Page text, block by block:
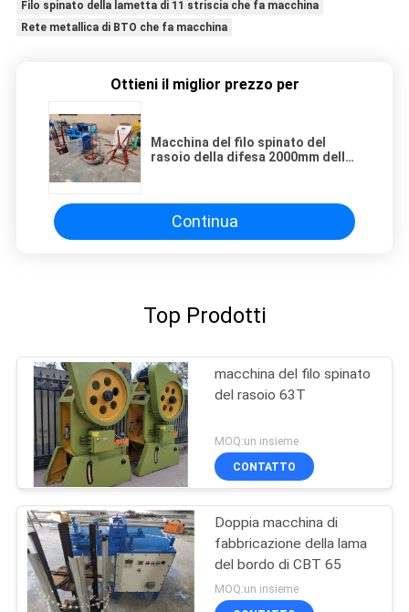
Filo spinato della lametta di 11 striscia che fa macchina
Rete metallica di BTO che fa macchina
Ottieni il miglior prezzo per
Macchina del filo spinato del
rasoio della difesa 2000mm della
Continua
Top Prodotti
macchina del filo spinato
del rasoio 63T
MOQ:un insieme
CONTATTO
Doppia macchina di
fabbricazione della lama
del bordo di CBT 65
MOQ:un insieme